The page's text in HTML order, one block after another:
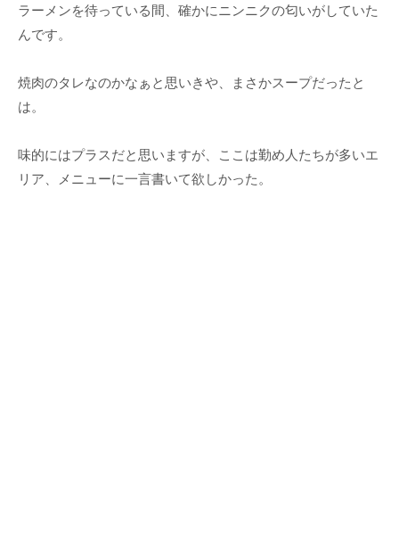
ラーメンを待っている間、確かにニンニクの匂いがしていた
んです。
焼肉のタレなのかなぁと思いきや、まさかスープだったと
は。
味的にはプラスだと思いますが、ここは勤め人たちが多いエ
リア、メニューに一言書いて欲しかった。